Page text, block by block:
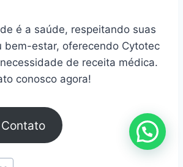
é a saúde, respeitando suas
bem-estar, oferecendo Cytotec
de receita médica.
conosco agora!